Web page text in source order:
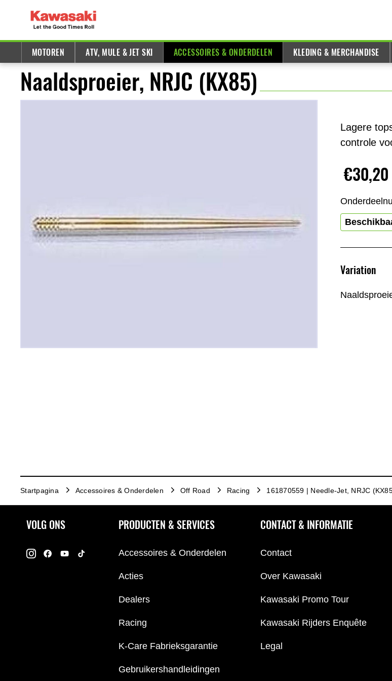
MOTOREN ATV, MULE & JET SKI ACCESSOIRES & ONDERDELEN KLEDING & MERCHANDISE
Naaldsproeier, NRJC (KX85)
Lagere
controle
€30,20
Variation
Startpagina Accessoires & Onderdelen Off Road Racing 161870559 | Needle-Jet, NRJC
VOLG ONS PRODUCTEN & SERVICES
Accessoires & Onderdelen
Acties
Dealers
Racing
K-Care Fabrieksgarantie
Gebruikershandleidingen
CONTACT & INFORMATIE
Contact
Over Kawasaki
Kawasaki Promo Tour
Kawasaki Rijders Enquête
Legal